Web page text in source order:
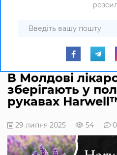
В Молдові
зберігають у
рукавах
29 липня 2025 54 0